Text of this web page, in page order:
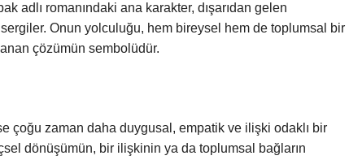
adlı romanındaki ana karakter, dışarıdan gelen
sergiler. Onun yolculuğu, hem bireysel hem de toplumsal bir
çözümün sembolüdür.
çoğu zaman daha duygusal, empatik ve ilişki odaklı bir
dönüşümün, bir ilişkinin ya da toplumsal bağların